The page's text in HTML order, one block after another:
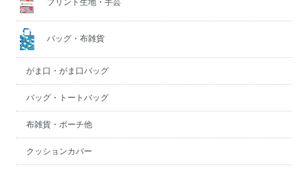
バッグ・布雑貨
がま口・がま口バッグ
バッグ・トートバッグ
布雑貨・ポーチ他
クッションカバー